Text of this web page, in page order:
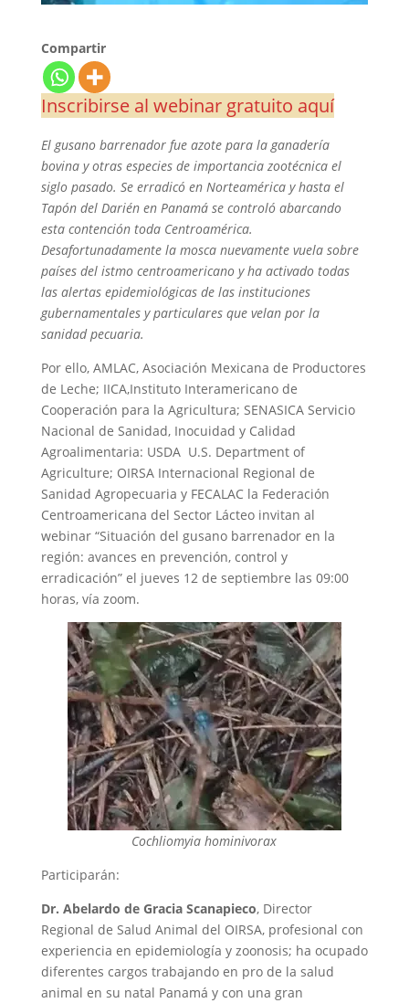
Compartir
Inscribirse al webinar gratuito aquí
El gusano barrenador fue azote para la ganadería
bovina y otras especies de importancia zootécnica el
siglo pasado. Se erradicó en Norteamérica y hasta el
Tapón del Darién en Panamá se controló abarcando
esta contención toda Centroamérica.
Desafortunadamente la mosca nuevamente vuela sobre
países del istmo centroamericano y ha activado todas
las alertas epidemiológicas de las instituciones
gubernamentales y particulares que velan por la
sanidad pecuaria.
Por ello, AMLAC, Asociación Mexicana de Productores
de Leche; IICA,Instituto Interamericano de
Cooperación para la Agricultura; SENASICA Servicio
Nacional de Sanidad, Inocuidad y Calidad
Agroalimentaria: USDA U.S. Department of
Agriculture; OIRSA Internacional Regional de
Sanidad Agropecuaria y FECALAC la Federación
Centroamericana del Sector Lácteo invitan al
webinar “Situación del gusano barrenador en la
región: avances en prevención, control y
erradicación” el jueves 12 de septiembre las 09:00
horas, vía zoom.
Cochliomyia hominivorax
Participarán:
Dr. Abelardo de Gracia Scanapieco, Director
Regional de Salud Animal del OIRSA, profesional con
experiencia en epidemiología y zoonosis; ha ocupado
diferentes cargos trabajando en pro de la salud
animal en su natal Panamá y con una gran